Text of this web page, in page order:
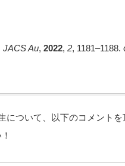
JACS Au, 2022, 2, 1181–1188.
について、以下のコメントを